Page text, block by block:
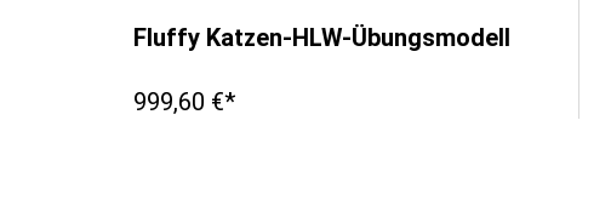
Fluffy Katzen-HLW-Übungsmodell
999,60 €*